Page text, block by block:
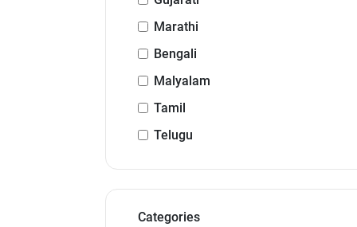
Marathi
Bengali
Malyalam
Tamil
Telugu
Categories